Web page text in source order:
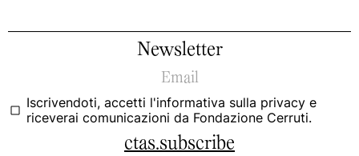
Newsletter
Iscrivendoti, accetti l'informativa sulla privacy e
riceverai comunicazioni da Fondazione Cerruti.
ctas.subscribe